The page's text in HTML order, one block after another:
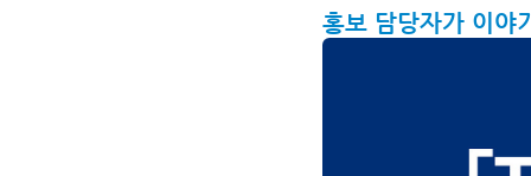
홍보 담당자가 이